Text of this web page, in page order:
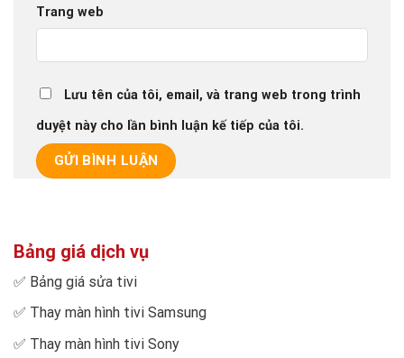
Trang web
Lưu tên của tôi, email, và trang web trong trình
duyệt này cho lần bình luận kế tiếp của tôi.
Bảng giá dịch vụ
✅ Bảng giá sửa tivi
✅ Thay màn hình tivi Samsung
✅ Thay màn hình tivi Sony